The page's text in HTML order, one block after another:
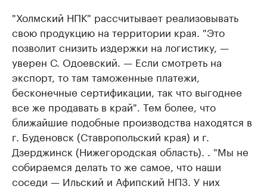
"Холмский НПК" рассчитывает реализовывать
свою продукцию на территории края. "Это
позволит снизить издержки на логистику, —
уверен С. Одоевский. — Если смотреть на
экспорт, то там таможенные платежи,
бесконечные сертификации, так что выгоднее
все же продавать в край". Тем более, что
ближайшие подобные производства находятся в
г. Буденовск (Ставропольский края) и г.
Дзерджинск (Нижегородская область). . "Мы не
собираемся делать то же самое, что наши
соседи — Ильский и Афипский НПЗ. У них